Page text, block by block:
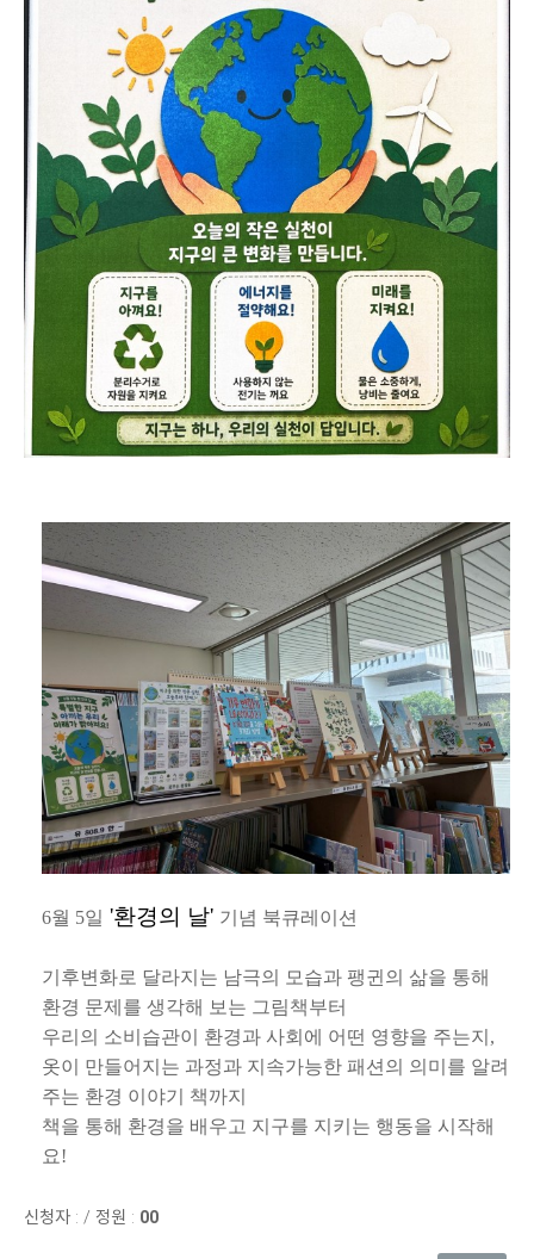
6월 5일 '환경의 날' 기념 북큐레이션
기후변화로 달라지는 남극의 모습과 팽귄의 삶을 통해
환경 문제를 생각해 보는 그림책부터
우리의 소비습관이 환경과 사회에 어떤 영향을 주는지,
옷이 만들어지는 과정과 지속가능한 패션의 의미를 알려
주는 환경 이야기 책까지
책을 통해 환경을 배우고 지구를 지키는 행동을 시작해
요!
신청자 : / 정원 : 00